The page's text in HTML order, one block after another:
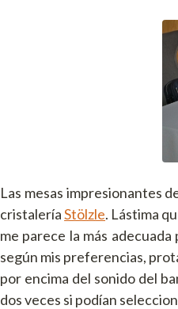
Las mesas impresionantes
cristaleríaStölzle. Lástima
me parece la más
según mis preferencias,
por encima del sonido del
dos veces si podían